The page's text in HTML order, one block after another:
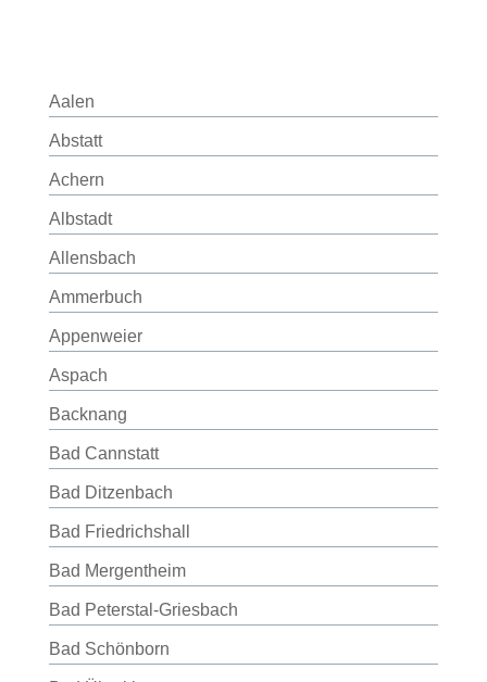
Aalen
Abstatt
Achern
Albstadt
Allensbach
Ammerbuch
Appenweier
Aspach
Backnang
Bad Cannstatt
Bad Ditzenbach
Bad Friedrichshall
Bad Mergentheim
Bad Peterstal-Griesbach
Bad Schönborn